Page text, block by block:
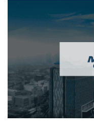
AI活用開発サービス
Webサイト・ホーム
システム開発
AI開発・インテグレ
すべての開発サービ
人材募集
ブログ